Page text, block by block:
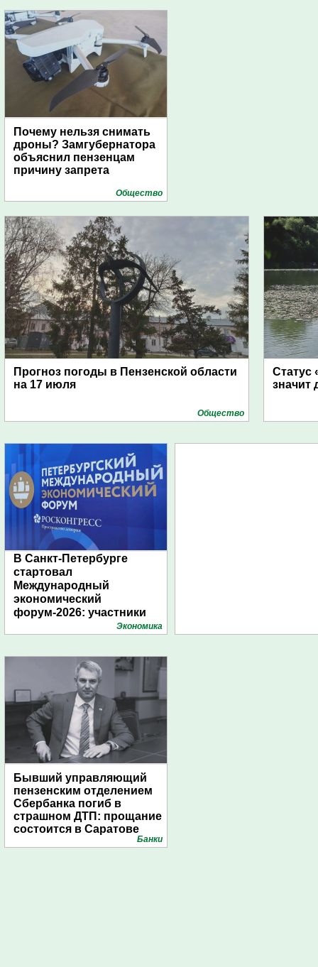
Почему нельзя снимать
дроны? Замгубернатора
объяснил пензенцам
причину запрета
Общество
Прогноз погоды в Пензенской области
на 17 июля
Общество
Статус
значит
В Санкт-Петербурге
стартовал
Международный
экономический
форум-2026: участники
подготовили креативные
Экономика
Бывший управляющий
пензенским отделением
Сбербанка погиб в
страшном ДТП: прощание
состоится в Саратове
Банки